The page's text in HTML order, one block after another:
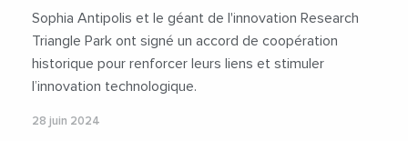
Sophia Antipolis et le géant de l'innovation Research
Triangle Park ont signé un accord de coopération
historique pour renforcer leurs liens et stimuler
l’innovation technologique.
28 juin 2024